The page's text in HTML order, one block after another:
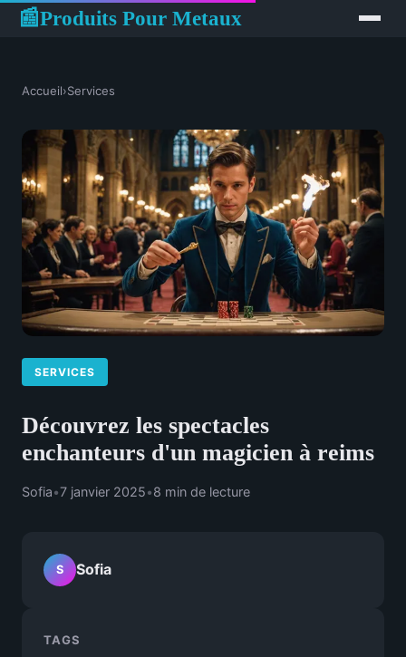
📰Produits Pour Metaux
Accueil›Services
SERVICES
Découvrez les spectacles
enchanteurs d'un magicien à reims
Sofia•7 janvier 2025•8 min de lecture
S Sofia
TAGS